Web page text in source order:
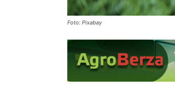
Foto: Pixabay